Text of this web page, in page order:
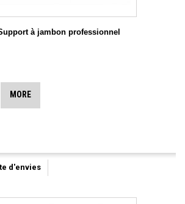
à jambon professionnel
MORE
d'envies